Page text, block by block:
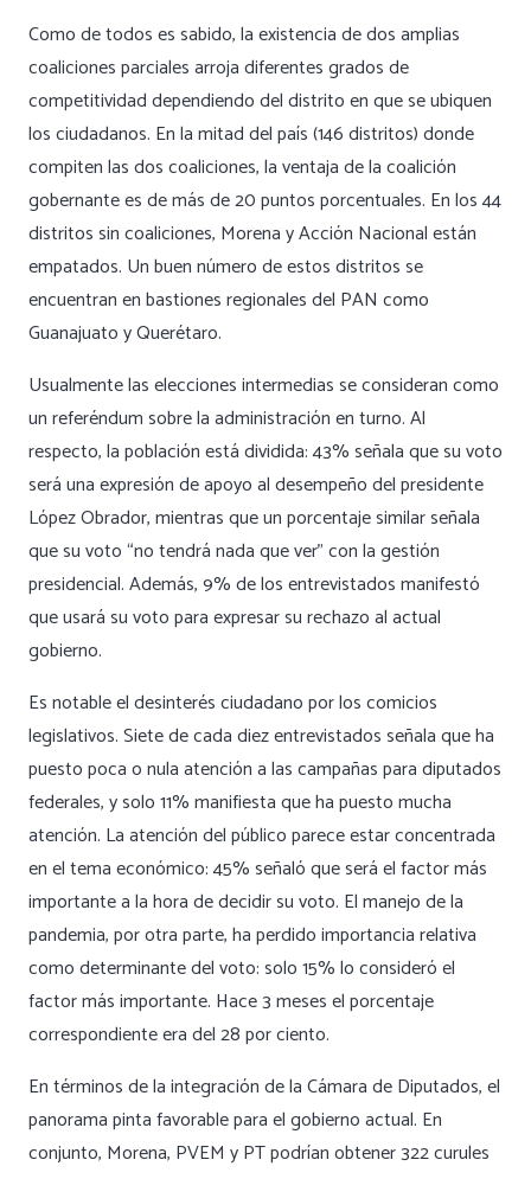
Como de todos es sabido, la existencia de dos amplias
coaliciones parciales arroja diferentes grados de
competitividad dependiendo del distrito en que se ubiquen
los ciudadanos. En la mitad del país (146 distritos) donde
compiten las dos coaliciones, la ventaja de la coalición
gobernante es de más de 20 puntos porcentuales. En los 44
distritos sin coaliciones, Morena y Acción Nacional están
empatados. Un buen número de estos distritos se
encuentran en bastiones regionales del PAN como
Guanajuato y Querétaro.
Usualmente las elecciones intermedias se consideran como
un referéndum sobre la administración en turno. Al
respecto, la población está dividida: 43% señala que su voto
será una expresión de apoyo al desempeño del presidente
López Obrador, mientras que un porcentaje similar señala
que su voto “no tendrá nada que ver” con la gestión
presidencial. Además, 9% de los entrevistados manifestó
que usará su voto para expresar su rechazo al actual
gobierno.
Es notable el desinterés ciudadano por los comicios
legislativos. Siete de cada diez entrevistados señala que ha
puesto poca o nula atención a las campañas para diputados
federales, y solo 11% manifiesta que ha puesto mucha
atención. La atención del público parece estar concentrada
en el tema económico: 45% señaló que será el factor más
importante a la hora de decidir su voto. El manejo de la
pandemia, por otra parte, ha perdido importancia relativa
como determinante del voto: solo 15% lo consideró el
factor más importante. Hace 3 meses el porcentaje
correspondiente era del 28 por ciento.
En términos de la integración de la Cámara de Diputados, el
panorama pinta favorable para el gobierno actual. En
conjunto, Morena, PVEM y PT podrían obtener 322 curules